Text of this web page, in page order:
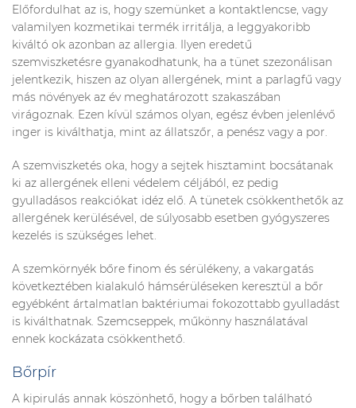
Előfordulhat az is, hogy szemünket a kontaktlencse, vagy
valamilyen kozmetikai termék irritálja, a leggyakoribb
kiváltó ok azonban az allergia. Ilyen eredetű
szemviszketésre gyanakodhatunk, ha a tünet szezonálisan
jelentkezik, hiszen az olyan allergének, mint a parlagfű vagy
más növények az év meghatározott szakaszában
virágoznak. Ezen kívül számos olyan, egész évben jelenlévő
inger is kiválthatja, mint az állatszőr, a penész vagy a por.
A szemviszketés oka, hogy a sejtek hisztamint bocsátanak
ki az allergének elleni védelem céljából, ez pedig
gyulladásos reakciókat idéz elő. A tünetek csökkenthetők az
allergének kerülésével, de súlyosabb esetben gyógyszeres
kezelés is szükséges lehet.
A szemkörnyék bőre finom és sérülékeny, a vakargatás
következtében kialakuló hámsérüléseken keresztül a bőr
egyébként ártalmatlan baktériumai fokozottabb gyulladást
is kiválthatnak. Szemcseppek, műkönny használatával
ennek kockázata csökkenthető.
Bőrpír
A kipirulás annak köszönhető, hogy a bőrben található